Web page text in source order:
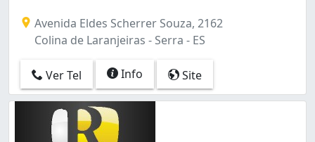
Avenida Eldes Scherrer Souza, 2162
Colina de Laranjeiras - Serra - ES
Ver Tel Info Site